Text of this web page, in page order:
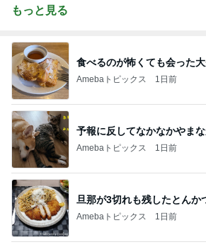
もっと見る
食べるのが怖くても会った
Amebaトピックス 1日前
予報に反してなかなかやま
Amebaトピックス 1日前
旦那が3切れも残したとんか
Amebaトピックス 1日前